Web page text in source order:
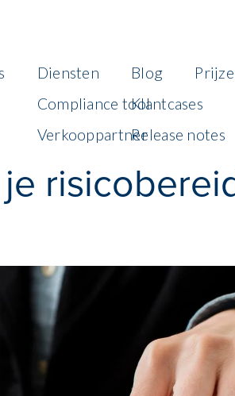
Diensten
Compliance tool
Verkooppartner
Blog
Klantcases
Release notes